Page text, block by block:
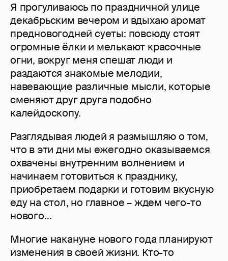
Я прогуливаюсь по праздничной улице
декабрьским вечером и вдыхаю аромат
предновогодней суеты: повсюду стоят
огромные ёлки и мелькают красочные
огни, вокруг меня спешат люди и
раздаются знакомые мелодии,
навевающие различные мысли, которые
сменяют друг друга подобно
калейдоскопу.
Разглядывая людей я размышляю о том,
что в эти дни мы ежегодно оказываемся
охвачены внутренним волнением и
начинаем готовиться к празднику,
приобретаем подарки и готовим вкусную
еду на стол, но главное – ждем чего-то
нового…
Многие накануне нового года планируют
изменения в своей жизни. Кто-то